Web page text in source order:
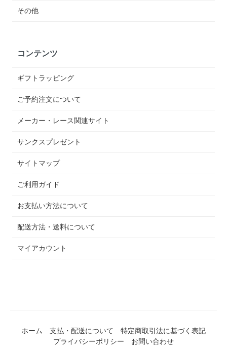
その他
コンテンツ
ギフトラッピング
ご予約注文について
メーカー・レース関連サイト
サンクスプレゼント
サイトマップ
ご利用ガイド
お支払い方法について
配送方法・送料について
マイアカウント
ホーム 支払・配送について
特定商取引法に基づく表記
プライバシーポリシー
お問い合わせ